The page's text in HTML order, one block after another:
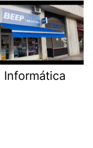
Informática